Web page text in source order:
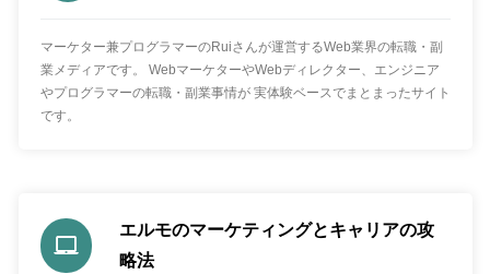
マーケター兼プログラマーのRuiさんが運営するWeb業界の転職・副
業メディアです。 WebマーケターやWebディレクター、エンジニア
やプログラマーの転職・副業事情が 実体験ベースでまとまったサイト
です。
エルモのマーケティングとキャリアの攻
略法